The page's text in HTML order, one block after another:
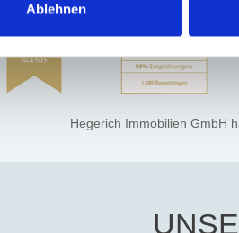
Ablehnen
Hegerich Immobilien GmbH